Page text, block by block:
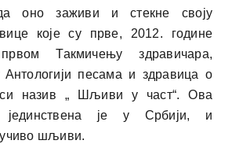
оно заживи и стекне своју
које су прве, 2012. године
Такмичењу здравичара,
песама и здравица о
назив „ Шљиви у част“. Ова
јединствена је у Србији, и
шљиви.